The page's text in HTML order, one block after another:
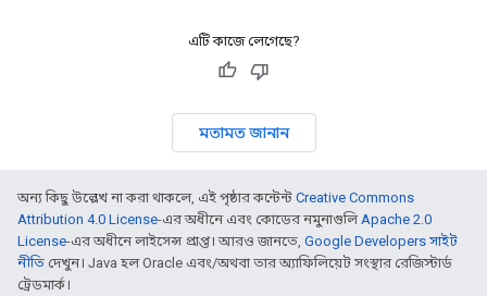
এটি কাজে লেগেছে?
মতামত জানান
অন্য কিছু উল্লেখ না করা থাকলে, এই পৃষ্ঠার কন্টেন্ট Creative Commons
Attribution 4.0 License-এর অধীনে এবং কোডের নমুনাগুলিApache 2.0
License-এর অধীনে লাইসেন্স প্রাপ্ত। আরও জানতে, Google Developers সাইট
নীতি দেখুন। Java হল Oracle এবং/অথবা তার অ্যাফিলিয়েট সংস্থার রেজিস্টার্ড
ট্রেডমার্ক।